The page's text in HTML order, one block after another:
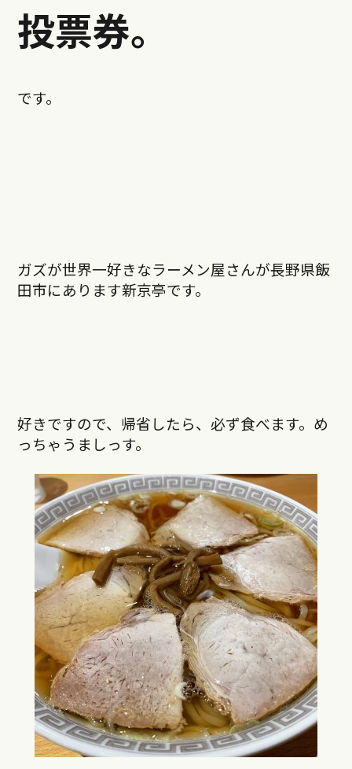
投票券。
です。
ガズが世界一好きなラーメン屋さんが長野県飯
田市にあります新京亭です。
好きですので、帰省したら、必ず食べます。め
っちゃうましっす。